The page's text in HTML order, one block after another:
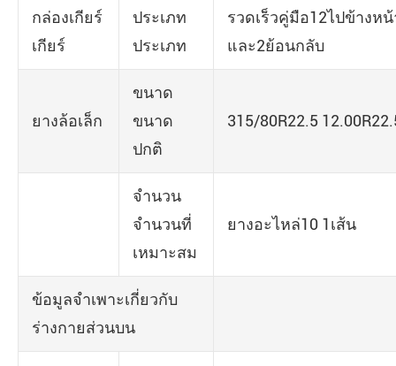
กล่องเกียร์
เกียร์
ประเภท
ประเภท
รวดเร็วคู่มือ12ไปข้างห
และ2ย้อนกลับ
ยางล้อเล็ก
ขนาด
ขนาด
ปกติ
315/80R22.5
จำนวน
จำนวนที่
เหมาะสม
ยางอะไหล่10 1เส้น
ข้อมูลจำเพาะเกี่ยวกับ
ร่างกายส่วนบน